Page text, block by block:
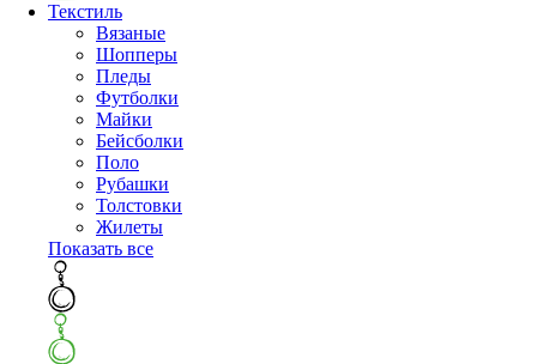
Текстиль
Вязаные
Шопперы
Пледы
Футболки
Майки
Бейсболки
Поло
Рубашки
Толстовки
Жилеты
Показать все